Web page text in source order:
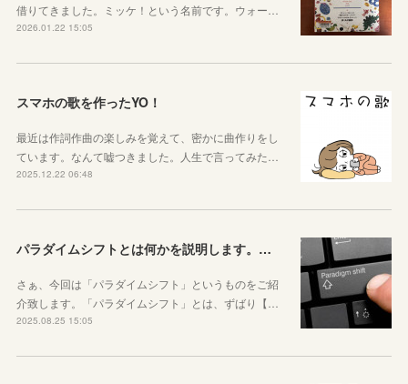
借りてきました。ミッケ！という名前です。ウォー…
2026.01.22 15:05
スマホの歌を作ったYO！
最近は作詞作曲の楽しみを覚えて、密かに曲作りをし
ています。なんて嘘つきました。人生で言ってみた…
2025.12.22 06:48
パラダイムシフトとは何かを説明します。あなたも使ってみましょう
さぁ、今回は「パラダイムシフト」というものをご紹
介致します。「パラダイムシフト」とは、ずばり【…
2025.08.25 15:05